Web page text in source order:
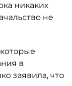
никаких
не
в
заявила, что